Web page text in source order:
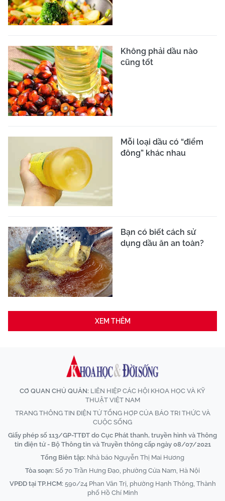
Không phải dầu nào
cũng tốt
Mỗi loại dầu có “điểm
đông” khác nhau
Bạn có biết cách sử
dụng dầu ăn an toàn?
XEM THÊM
CƠ QUAN CHỦ QUẢN: LIÊN HIỆP CÁC HỘI KHOA HỌC VÀ KỸ
THUẬT VIỆT NAM
TRANG THÔNG TIN ĐIỆN TỬ TỔNG HỢP CỦA BÁO TRI THỨC VÀ
CUỘC SỐNG
Giấy phép số 113/GP-TTĐT do Cục Phát thanh, truyền hình và Thông
tin điện tử - Bộ Thông tin và Truyền thông cấp ngày 08/07/2021
Tổng Biên tập: Nhà báo Nguyễn Thị Mai Hương
Tòa soạn: Số 70 Trần Hưng Đạo, phường Cửa Nam, Hà Nội
VPĐD tại TP.HCM: 590/24 Phan Văn Trị, phường Hạnh Thông, Thành
phố Hồ Chí Minh